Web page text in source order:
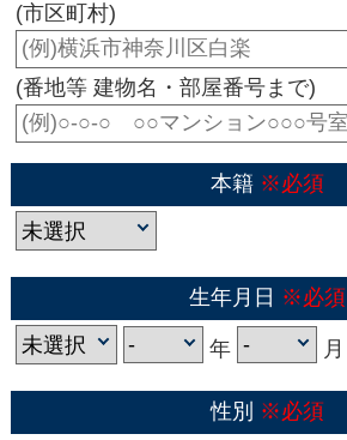
(市区町村)
(番地等 建物名・部屋番号まで)
本籍 ※必須
生年月日 ※必須
年 月
性別 ※必須